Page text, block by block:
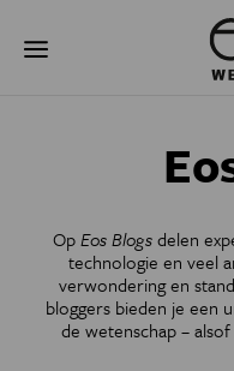
naar
GEZONDHEID
NATUURWETENSCHAPPEN
PSYCHE & BREIN
OpEos Blogsdelen
technologie en veel
verwondering en
bloggers bieden je een
de wetenschap –